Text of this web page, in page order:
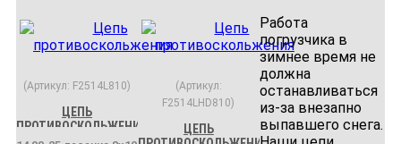
(Артикул: F2514L810)
ЦЕПЬ
ПРОТИВОСКОЛЬЖЕНИЯ
(Артикул:
F2514LHD810)
ЦЕПЬ
Работа
погрузчика в
зимнее время не
должна
останавливаться
из-за внезапно
выпавшего снега.